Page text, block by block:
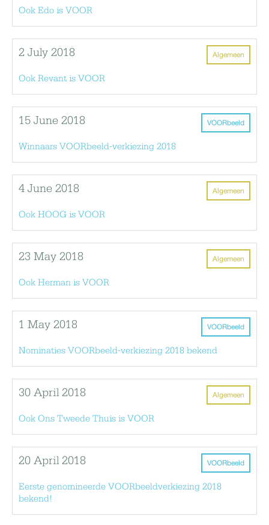
Ook Edo is VOOR
Algemeen
2 July 2018
Ook Revant is VOOR
VOORbeeld
15 June 2018
Winnaars VOORbeeld-verkiezing 2018
Algemeen
4 June 2018
Ook HOOG is VOOR
Algemeen
23 May 2018
Ook Herman is VOOR
VOORbeeld
1 May 2018
Nominaties VOORbeeld-verkiezing 2018 bekend
Algemeen
30 April 2018
Ook Ons Tweede Thuis is VOOR
VOORbeeld
20 April 2018
Eerste genomineerde VOORbeeldverkiezing 2018
bekend!